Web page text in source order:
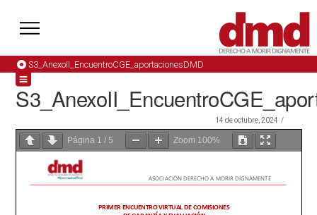
S3_AnexoII_EncuentroCGE_aportacionesDMD
14 de octubre, 2024
Página 1 /5 Zoom 100%